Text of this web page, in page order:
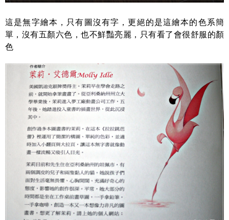
這是無字繪本，只有圖沒有字，更絕的是這繪本的色系簡
單，沒有五顏六色，也不鮮豔亮麗，只有看了會很舒服的顏
色